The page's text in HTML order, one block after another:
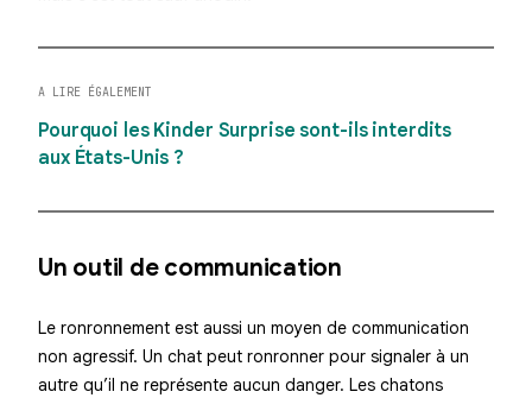
A LIRE ÉGALEMENT
Pourquoi les Kinder Surprise sont-ils interdits
aux États-Unis ?
Un outil de communication
Le ronronnement est aussi un moyen de communication
non agressif. Un chat peut ronronner pour signaler à un
autre qu’il ne représente aucun danger. Les chatons